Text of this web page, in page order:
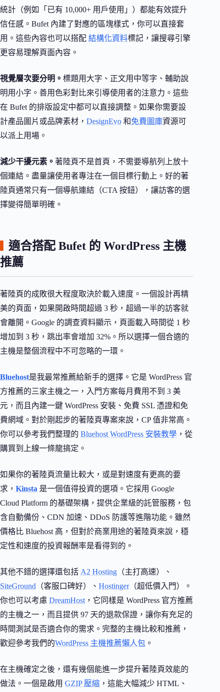
統計（例如「已有 10,000+ 用戶使用」）都能有效提升
信任感。Bufet 內建了對應的區塊樣式，你可以直接套
用。這些內容也可以搭配 結構化資料標記，讓搜尋引擎
更容易理解頁面內容。
視覺層次要分明。 標題用大字、正文用中等字、輔助說
明用小字。善用色彩對比來引導使用者的注意力。這些
在 Bufet 的排版設定中都可以直接調整。如果你需要設
計產品圖片或品牌素材， DesignEvo 和免費圖庫資源可
以派上用場。
減少干擾元素。 著陸頁不是首頁，不需要導航列上放十
個連結。盡量讓使用者專注在一個目標行動上。好的著
陸頁通常只有一個導航連結（CTA 按鈕），讓訪客的選
擇變得簡單明確。
適合搭配 Bufet 的 WordPress 主機
推薦
著陸頁的成敗很大程度取決於載入速度。一個設計再精
美的頁面，如果開啟時間超過 3 秒，超過一半的訪客就
會離開。Google 的調查資料顯示，頁面載入時間從 1 秒
增加到 3 秒，跳出率會增加 32%。所以選擇一個合適的
主機是整個流程中不可忽略的一環。
Bluehost是我最常推薦給新手的選擇。它是 WordPress 官
方推薦的三家主機之一，入門方案每月費用不到 3 美
元，而且內建一鍵 WordPress 安裝、免費 SSL 憑證和免
費網域。對於剛起步的著陸頁專案來說，CP 值非常高。
你可以參考我們整理的 Bluehost WordPress 安裝教學 ，從
購買到上線一條龍搞定。
如果你的著陸頁流量比較大，或是對速度有更高的要
求， Kinsta 是一個值得投資的選項。它採用 Google
Cloud Platform 的基礎架構，提供企業級的託管服務，包
含自動備份、CDN 加速、DDoS 防護等進階功能。雖然
價格比 Bluehost 高，但對於商業用途的著陸頁來說，穩
定性和速度的投資報酬率是看得到的。
其他不錯的選擇還包括 A2 Hosting （主打高速）、
SiteGround （客服口碑好）、 Hostinger（超低價入門）。
你也可以考慮 DreamHost ，它同樣是 WordPress 官方推薦
的主機之一，而且提供 97 天的退款保證，讓你有充足的
時間測試是否適合你的需求。完整的主機比較和推薦，
歡迎參考我們的WordPress 主機推薦懶人包 。
在主機確定之後，還有幾個能進一步提升著陸頁效能的
做法。一個是啟用 GZIP 壓縮 ，這能大幅減少 HTML、